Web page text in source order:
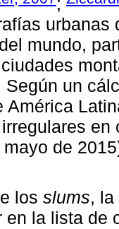
urbanas
mundo,
un
América
mayo de
los slums,
en la lista de